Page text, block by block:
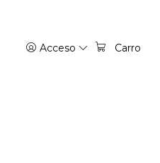
Acceso Carro